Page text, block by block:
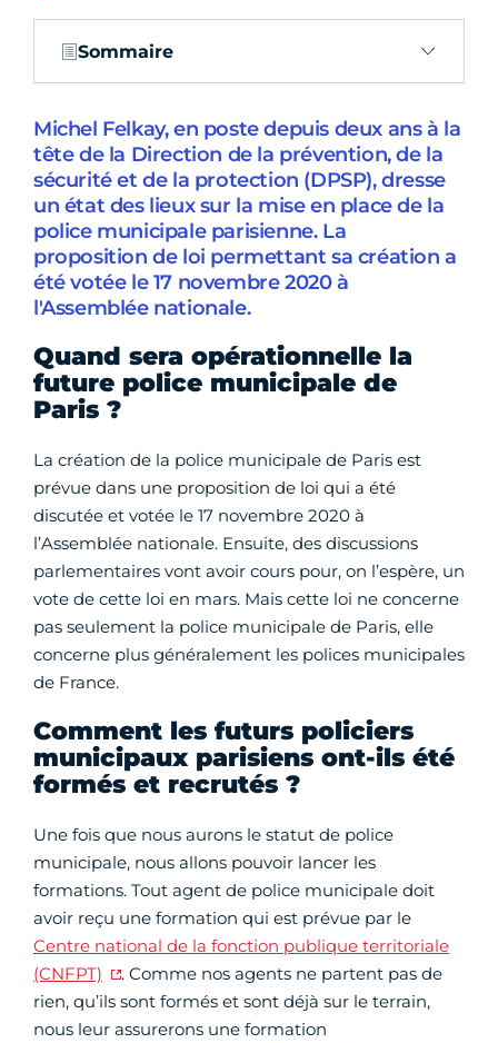
Sommaire
Michel Felkay, en poste depuis deux ans à la
tête de la Direction de la prévention, de la
sécurité et de la protection (DPSP), dresse
un état des lieux sur la mise en place de la
police municipale parisienne. La
proposition de loi permettant sa création a
été votée le 17 novembre 2020 à
l'Assemblée nationale.
Quand sera opérationnelle la
future police municipale de
Paris ?
La création de la police municipale de Paris est
prévue dans une proposition de loi qui a été
discutée et votée le 17 novembre 2020 à
l’Assemblée nationale. Ensuite, des discussions
parlementaires vont avoir cours pour, on l’espère, un
vote de cette loi en mars. Mais cette loi ne concerne
pas seulement la police municipale de Paris, elle
concerne plus généralement les polices municipales
de France.
Comment les futurs policiers
municipaux parisiens ont-ils été
formés et recrutés ?
Une fois que nous aurons le statut de police
municipale, nous allons pouvoir lancer les
formations. Tout agent de police municipale doit
avoir reçu une formation qui est prévue par le
Centre national de la fonction publique territoriale
(CNFPT)
. Comme nos agents ne partent pas de
rien, qu’ils sont formés et sont déjà sur le terrain,
nous leur assurerons une formation